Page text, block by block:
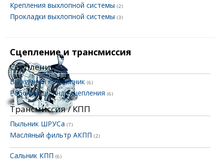
Крепления выхлопной системы (2)
Прокладки выхлопной системы (3)
Сцепление и трансмиссия
Сцепление
Выжимной подшипник (6)
Рабочий цилиндр сцепления (6)
Трансмиссия / КПП
Пыльник ШРУСа (7)
Масляный фильтр АКПП (2)
Сальник КПП (6)